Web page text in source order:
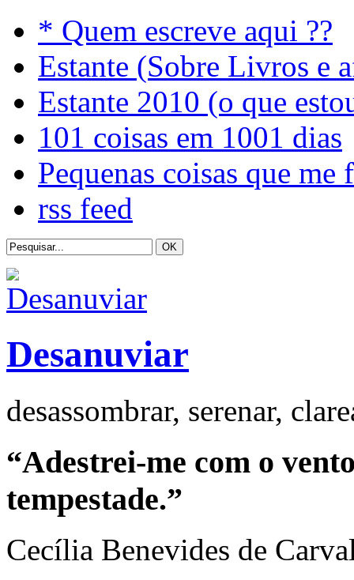
* Quem escreve aqui ??
Estante (Sobre Livros e
Estante 2010 (o que
101 coisas em 1001 dias
Pequenas coisas que me
rss feed
Desanuviar
desassombrar, serenar,
“Adestrei-me com o
tempestade.”
Cecília Benevides de